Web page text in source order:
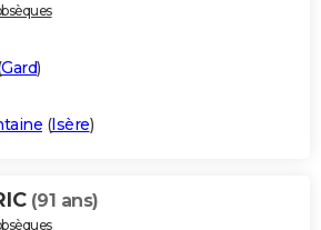
Gard)
(Isère)
(91 ans)